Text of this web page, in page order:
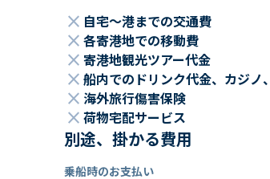
close 自宅～港までの交通費
close 各寄港地での移動費
close 寄港地観光ツアー代金
close 船内でのドリンク代金、カジ
close 海外旅行傷害保険
close 荷物宅配サービス
別途、掛かる費用
乗船時のお支払い